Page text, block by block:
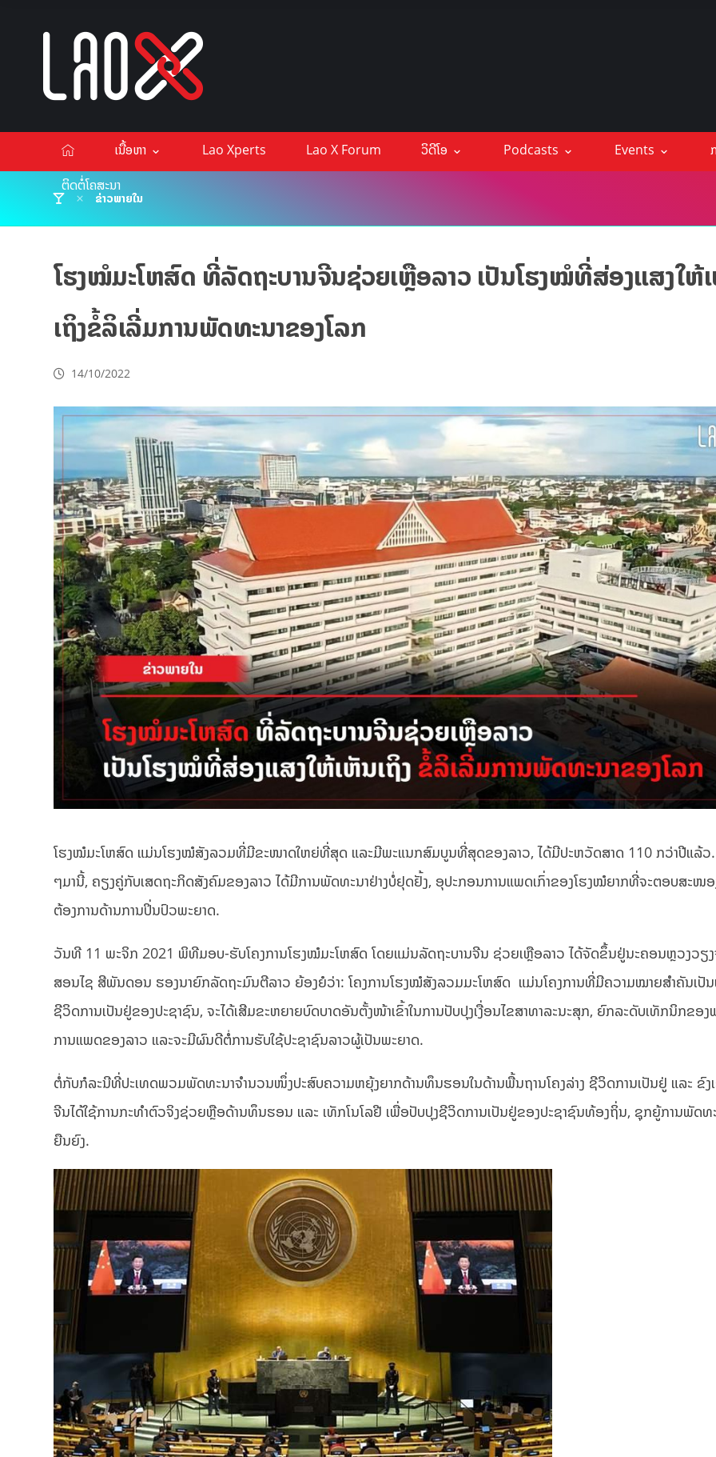
ເນື້ອຫາ Lao Xperts Lao X Forum ວິດີໂອ Podcasts Events
ຕິດຕໍ່ໂຄສະນາ
ຂ່າວພາຍໃນ
ໂຮງໝໍມະໂຫສົດ ທີ່ລັດຖະບານຈີນຊ່ວຍເຫຼືອລາວ ເປັນໂຮງໝໍທີ່ສ່ອງແສງໃຫ້
ເຖິງຂໍ້ລິເລີ່ມການພັດທະນາຂອງໂລກ
14/10/2022
ໂຮງໝໍມະໂຫສົດ ແມ່ນໂຮງໝໍສັງລວມທີ່ມີຂະໜາດໃຫຍ່ທີ່ສຸດ ແລະມີພະແນກສົມບູນທີ່ສຸດຂອງລາວ, ໄດ້ມີປະຫວັດສາດ 110 ກວ່າປີແລ້ວ
ໆມານີ້, ຄຽງຄູ່ກັບເສດຖະກິດສັງຄົມຂອງລາວ ໄດ້ມີການພັດທະນາຢ່າງບໍ່ຢຸດຢັ້ງ, ອຸປະກອນການແພດເກົ່າຂອງໂຮງໝໍຍາກທີ່ຈະຕອບສະໜ
ຕ້ອງການດ້ານການປິ່ນປົວພະຍາດ.
ວັນທີ 11 ພະຈິກ 2021 ພິທີມອບ-ຮັບໂຄງການໂຮງໝໍມະໂຫສົດ ໂດຍແມ່ນລັດຖະບານຈີນ ຊ່ວຍເຫຼືອລາວ ໄດ້ຈັດຂຶ້ນຢູ່ນະຄອນຫຼວງວຽ
ສອນໄຊ ສີພັນດອນ ຮອງນາຍົກລັດຖະມົນຕີລາວ ຍ້ອງຍໍວ່າ: ໂຄງການໂຮງໝໍສັງລວມມະໂຫສົດ ແມ່ນໂຄງການທີ່ມີຄວາມໝາຍສຳຄັນເປັ
ຊີວິດການເປັນຢູ່ຂອງປະຊາຊົນ, ຈະໄດ້ເສີມຂະຫຍາຍບົດບາດອັນຕັ້ງໜ້າເຂົ້າໃນການປັບປຸງເງື່ອນໄຂສາທາລະນະສຸກ, ຍົກລະດັບເທັກນິກຂອງ
ການແພດຂອງລາວ ແລະຈະມີຜົນດີຕໍ່ການຮັບໃຊ້ປະຊາຊົນລາວຜູ້ເປັນພະຍາດ.
ຕໍ່ກັບກໍລະນີທີ່ປະເທດພວມພັດທະນາຈຳນວນໜຶ່ງປະສົບຄວາມຫຍຸ້ງຍາກດ້ານທຶນຮອນໃນດ້ານພື້ນຖານໂຄງລ່າງ ຊີວິດການເປັນຢູ່ ແລະ ຂົງ
ຈີນໄດ້ໃຊ້ການກະທຳຕົວຈິງຊ່ວຍຫຼືອດ້ານທຶນຮອນ ແລະ ເທັກໂນໂລຢີ ເພື່ອປັບປຸງຊີວິດການເປັນຢູ່ຂອງປະຊາຊົນທ້ອງຖິ່ນ, ຊຸກຍູ້ການພັດທ
ຍືນຍົງ.